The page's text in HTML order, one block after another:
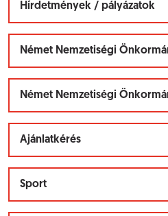
Hírdetmények / pályázatok
Német Nemzetiségi
Német Nemzetiségi
Ajánlatkérés
Sport